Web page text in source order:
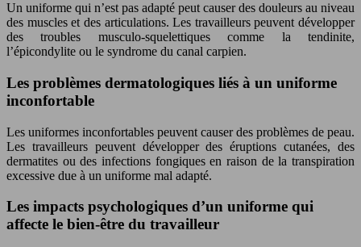
Un uniforme qui n’est pas adapté peut causer des douleurs au niveau
des muscles et des articulations. Les travailleurs peuvent développer
des troubles musculo-squelettiques comme la tendinite,
l’épicondylite ou le syndrome du canal carpien.
Les problèmes dermatologiques liés à un uniforme
inconfortable
Les uniformes inconfortables peuvent causer des problèmes de peau.
Les travailleurs peuvent développer des éruptions cutanées, des
dermatites ou des infections fongiques en raison de la transpiration
excessive due à un uniforme mal adapté.
Les impacts psychologiques d’un uniforme qui
affecte le bien-être du travailleur